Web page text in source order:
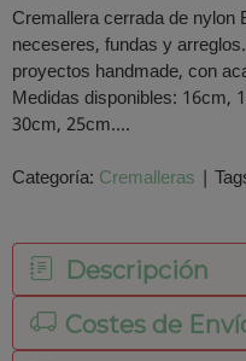
Cremallera cerrada de
neceseres, fundas y
proyectos handmade, con
Medidas disponibles: 16cm,
30cm, 25cm....
Categoría: Cremalleras |
Descripción
Costes de